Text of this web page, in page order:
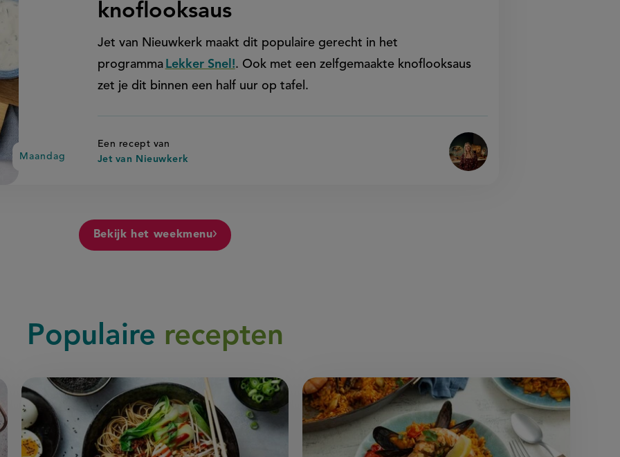
knoflooksaus
Jet van Nieuwkerk maakt dit populaire gerecht in het
programma Lekker Snel!. Ook met een zelfgemaakte knoflooksaus
zet je dit binnen een half uur op tafel.
Een recept van
Jet van Nieuwkerk
Maandag
Bekijk het weekmenu
Populaire recepten